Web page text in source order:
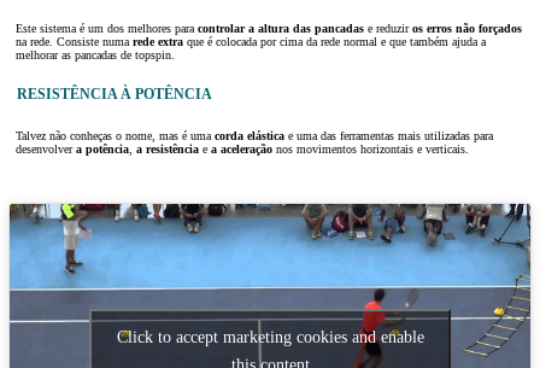
Este sistema é um dos melhores para controlar a altura das pancadas e reduziros erros não forçados
na rede. Consiste numa rede extra que é colocada por cima da rede normal e que também ajuda a
melhorar as pancadas de topspin.
RESISTÊNCIA À POTÊNCIA
Talvez não conheças o nome, mas é uma corda elástica e uma das ferramentas mais utilizadas para
desenvolvera potência a resistência e a aceleração nos movimentos horizontais e verticais.
Click to accept marketing cookies and enable